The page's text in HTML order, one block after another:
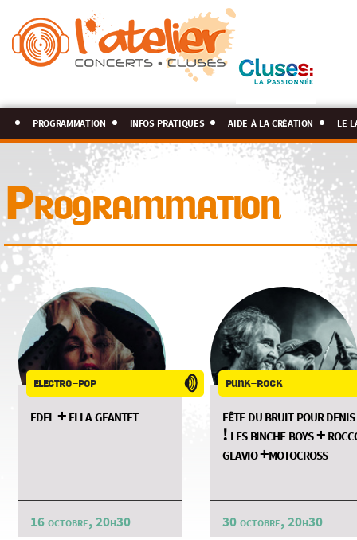
programmation infos pratiques aide à la création le
Programmation
electro-pop
edel + ella geantet
16 octobre, 20h30
punk-rock
fête du bruit pour denis
! les binche boys +
glavio +motocross
30 octobre, 20h30